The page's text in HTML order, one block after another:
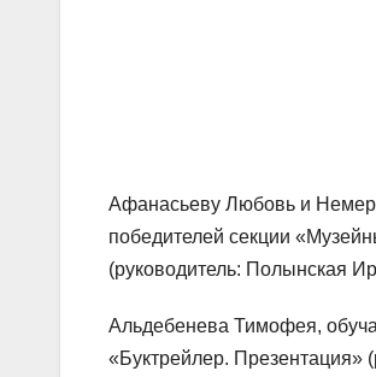
Афанасьеву Любовь и
победителей секции
(руководитель: Полынская
Альдебенева Тимофея,
«Буктрейлер. Презентация»